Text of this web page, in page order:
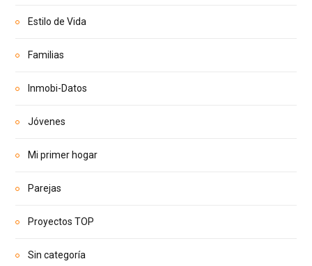
Estilo de Vida
Familias
Inmobi-Datos
Jóvenes
Mi primer hogar
Parejas
Proyectos TOP
Sin categoría